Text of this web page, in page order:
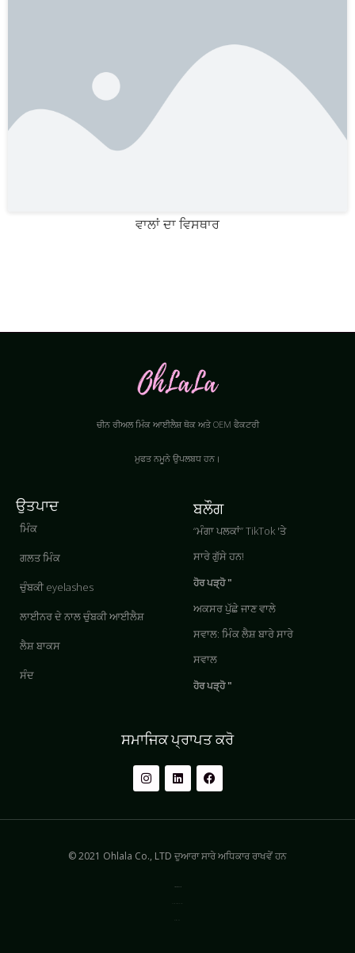
ਵਾਲਾਂ ਦਾ ਵਿਸਥਾਰ
ਚੀਨ ਰੀਅਲ ਮਿੰਕ ਆਈਲੈਸ਼ ਥੋਕ ਅਤੇ OEM ਫੈਕਟਰੀ
ਮੁਫਤ ਨਮੂਨੇ ਉਪਲਬਧ ਹਨ।
ਉਤਪਾਦ
ਮਿੰਕ
ਗਲਤ ਮਿੰਕ
ਚੁੰਬਕੀ eyelashes
ਲਾਈਨਰ ਦੇ ਨਾਲ ਚੁੰਬਕੀ ਆਈਲੈਸ਼
ਲੈਸ਼ ਬਾਕਸ
ਸੰਦ
ਬਲੌਗ
“ਮੰਗਾ ਪਲਕਾਂ” TikTok 'ਤੇ
ਸਾਰੇ ਗੁੱਸੇ ਹਨ!
ਹੋਰ ਪੜ੍ਹੋ "
ਅਕਸਰ ਪੁੱਛੇ ਜਾਣ ਵਾਲੇ
ਸਵਾਲ: ਮਿੰਕ ਲੈਸ਼ ਬਾਰੇ ਸਾਰੇ
ਸਵਾਲ
ਹੋਰ ਪੜ੍ਹੋ "
ਸਮਾਜਿਕ ਪ੍ਰਾਪਤ ਕਰੋ
© 2021 Ohlala Co., LTD ਦੁਆਰਾ ਸਾਰੇ ਅਧਿਕਾਰ ਰਾਖਵੇਂ ਹਨ